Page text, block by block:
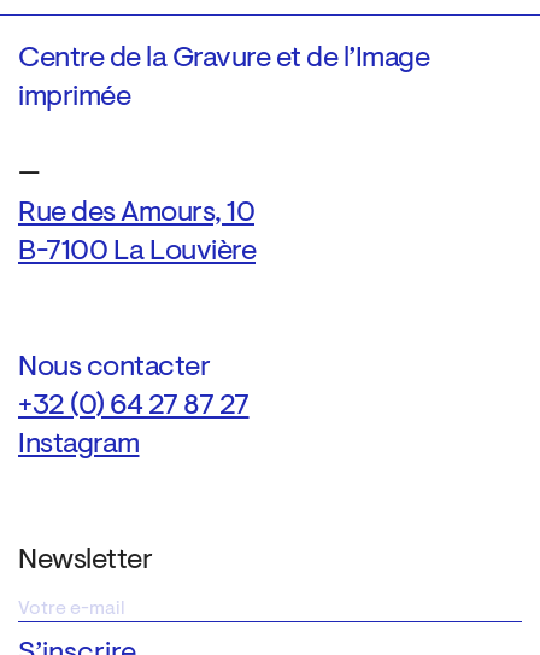
Centre de la Gravure et de l’Image
imprimée
—
Rue des Amours, 10
B-7100 La Louvière
Nous contacter
+32 (0) 64 27 87 27
Instagram
Newsletter